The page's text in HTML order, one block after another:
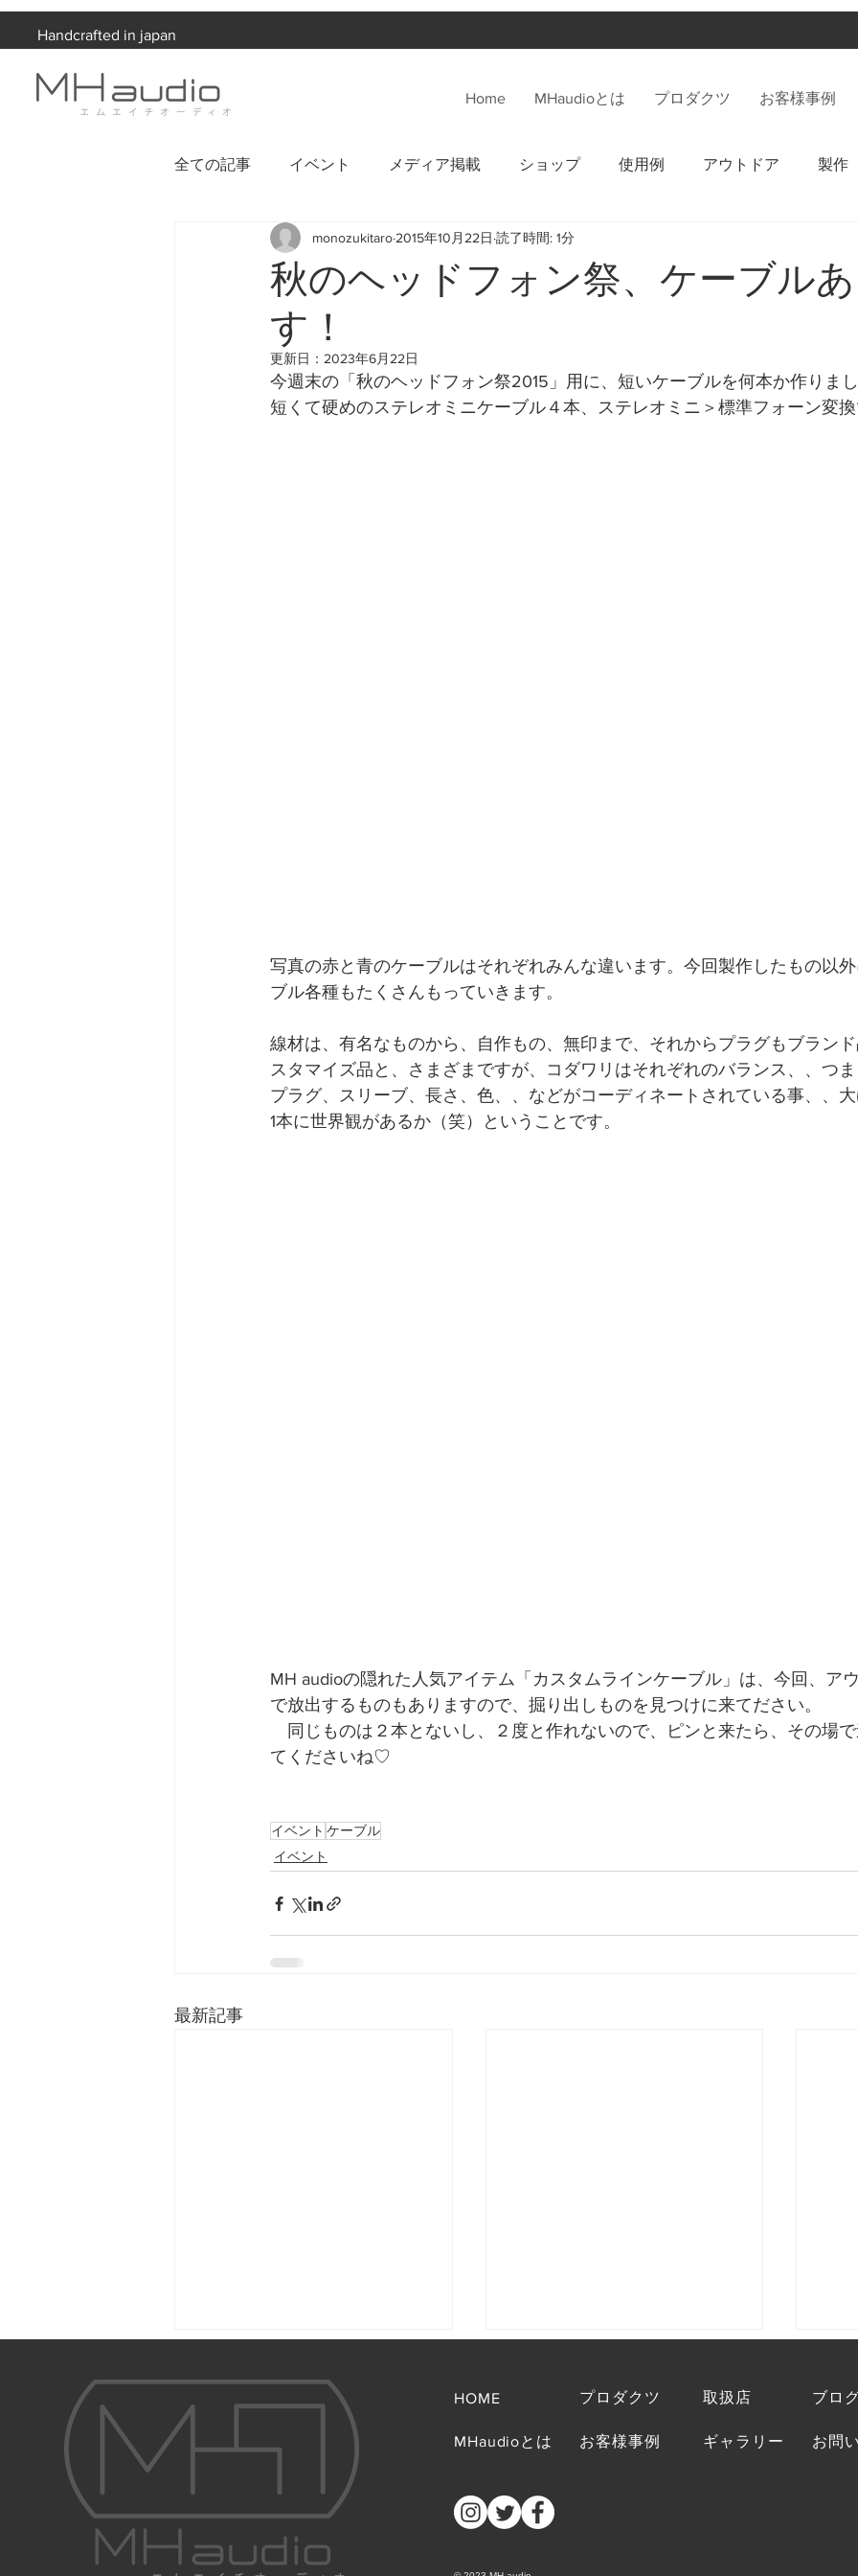
Handcrafted in japan
Home MHaudioとは プロダクツ お客様事例
全ての記事 イベント メディア掲載 ショップ 使用例 アウトドア 製作
お知らせ
秋のヘッドフォン祭、ケーブルあ
す！
monozukitaro 2015年10月22日 読了時間: 1分
更新日： 2023年6月22日
今週末の「秋のヘッドフォン祭2015」用に、短いケーブルを何本か作りま
短くて硬めのステレオミニケーブル４本、ステレオミニ＞標準フォーン変換
写真の赤と青のケーブルはそれぞれみんな違います。今回製作したもの以
ブル各種もたくさんもっていきます。
線材は、有名なものから、自作もの、無印まで、それからプラグもブラン
スタマイズ品と、さまざまですが、コダワリはそれぞれのバランス、、つま
プラグ、スリーブ、長さ、色、、などがコーディネートされている事、、大
1本に世界観があるか（笑）ということです。
MH audioの隠れた人気アイテム「カスタムラインケーブル」は、今回、ア
で放出するものもありますので、掘り出しものを見つけに来てださい。
同じものは２本とないし、２度と作れないので、ピンと来たら、その場
てくださいね♡
イベント ケーブル
イベント
最新記事
つづき「秋のヘッドフォン祭
2017」レポート/MHaudio（そ
の２）
「秋のヘッドフォン祭2017」
HOME
MHaudioとは
プロダクツ
お客様事例
取扱店
ギャラリー
ブロ
お問